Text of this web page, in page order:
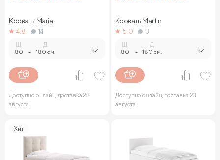
Кровать Maria
4.8
14
80 -
Д.
180 см.
Доступно онлайн, доставка 23
августа
Кровать Martin
5.0
3
80 -
Д.
180 см.
Доступно онлайн, доставка 23
августа
Хит